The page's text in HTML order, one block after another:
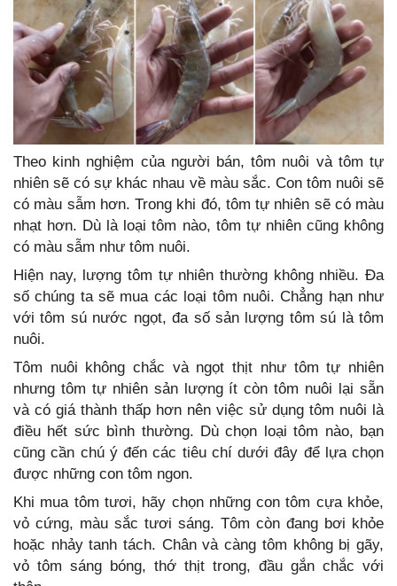
Theo kinh nghiệm của người bán, tôm nuôi và tôm tự
nhiên sẽ có sự khác nhau về màu sắc. Con tôm nuôi sẽ
có màu sẫm hơn. Trong khi đó, tôm tự nhiên sẽ có màu
nhạt hơn. Dù là loại tôm nào, tôm tự nhiên cũng không
có màu sẫm như tôm nuôi.
Hiện nay, lượng tôm tự nhiên thường không nhiều. Đa
số chúng ta sẽ mua các loại tôm nuôi. Chẳng hạn như
với tôm sú nước ngọt, đa số sản lượng tôm sú là tôm
nuôi.
Tôm nuôi không chắc và ngọt thịt như tôm tự nhiên
nhưng tôm tự nhiên sản lượng ít còn tôm nuôi lại sẵn
và có giá thành thấp hơn nên việc sử dụng tôm nuôi là
điều hết sức bình thường. Dù chọn loại tôm nào, bạn
cũng cần chú ý đến các tiêu chí dưới đây để lựa chọn
được những con tôm ngon.
Khi mua tôm tươi, hãy chọn những con tôm cựa khỏe,
vỏ cứng, màu sắc tươi sáng. Tôm còn đang bơi khỏe
hoặc nhảy tanh tách. Chân và càng tôm không bị gãy,
vỏ tôm sáng bóng, thớ thịt trong, đầu gắn chắc với